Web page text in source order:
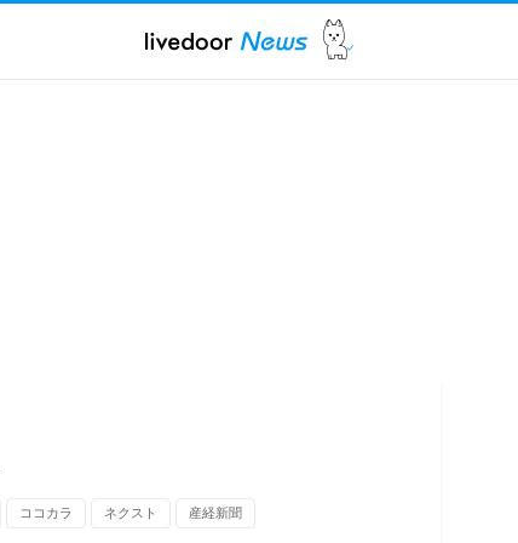
ココカラ ネクスト 産経新聞